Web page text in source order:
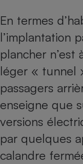
En termes
l’implantation
plancher n’est
léger « tunnel
passagers
enseigne que
versions
par quelques
calandre